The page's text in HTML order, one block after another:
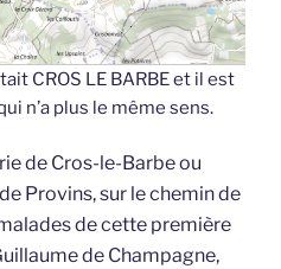
CROS LE BARBE et il est
n’a plus le même sens.
de Cros-le-Barbeou
Provins, sur le chemin de
de cette première
de Champagne,